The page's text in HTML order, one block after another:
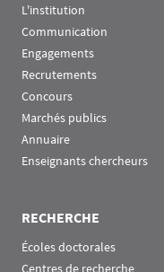
L'institution
Communication
Engagements
Recrutements
Concours
Marchés publics
Annuaire
Enseignants chercheurs
RECHERCHE
Écoles doctorales
Centres de recherche